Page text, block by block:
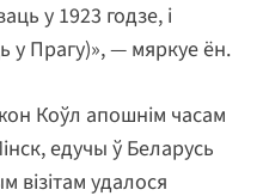
у 1923 годзе, і
у Прагу)», — мяркуе ён.
Коўл апошнім часам
едучы ў Беларусь
візітам удалося